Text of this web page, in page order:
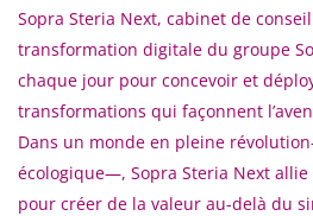
Sopra Steria Next, cabinet de
transformation digitale du groupe
chaque jour pour concevoir et
transformations qui façonnent
Dans un monde en pleine
écologique—, Sopra Steria Next
pour créer de la valeur au-delà du